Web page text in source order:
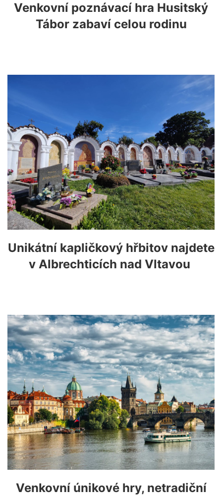
Venkovní poznávací hra Husitský
Tábor zabaví celou rodinu
Unikátní kapličkový hřbitov najdete
v Albrechticích nad Vltavou
Venkovní únikové hry, netradiční